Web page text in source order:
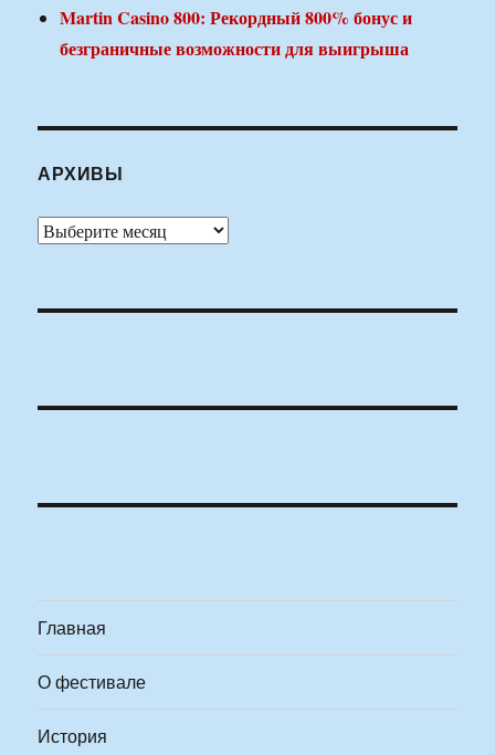
Martin Casino 800: Рекордный 800% бонус и
безграничные возможности для выигрыша
АРХИВЫ
Архивы
Главная
О фестивале
История